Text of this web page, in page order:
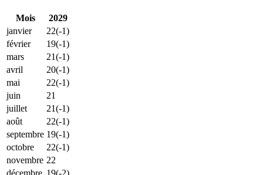
Mois
2029
janvier
22(-1)
février
19(-1)
mars
21(-1)
avril
20(-1)
mai
22(-1)
juin
21
juillet
21(-1)
août
22(-1)
septembre 19(-1)
octobre
22(-1)
novembre 22